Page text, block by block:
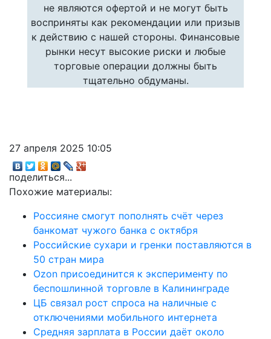
не являются офертой и не могут быть
восприняты как рекомендации или призыв
к действию с нашей стороны. Финансовые
рынки несут высокие риски и любые
торговые операции должны быть
тщательно обдуманы.
27 апреля 2025 10:05
поделиться...
Похожие материалы:
Россияне смогут пополнять счёт через
банкомат чужого банка с октября
Российские сухари и гренки поставляются в
50 стран мира
Ozon присоединится к эксперименту по
беспошлинной торговле в Калининграде
ЦБ связал рост спроса на наличные с
отключениями мобильного интернета
Средняя зарплата в России даёт около